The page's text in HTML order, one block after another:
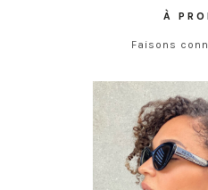
À
Faisons